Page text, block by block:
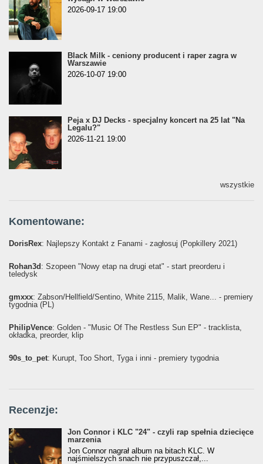
2026-09-17 19:00
Black Milk - ceniony producent i raper zagra w
Warszawie
2026-10-07 19:00
Peja x DJ Decks - specjalny koncert na 25 lat "Na
Legalu?"
2026-11-21 19:00
wszystkie
Komentowane:
DorisRex: Najlepszy Kontakt z Fanami - zagłosuj (Popkillery 2021)
Rohan3d : Szopeen "Nowy etap na drugi etat" - start preorderu i
teledysk
gmxxx: Żabson/Hellfield/Sentino, White 2115, Malik, Wane... - premiery
tygodnia (PL)
PhilipVence: Golden - "Music Of The Restless Sun EP" - tracklista,
okładka, preorder, klip
90s_to_pet: Kurupt, Too Short, Tyga i inni - premiery tygodnia
Recenzje:
Jon Connor i KLC "24" - czyli rap spełnia dziecięce
marzenia
Jon Connor nagrał album na bitach KLC. W
najśmielszych snach nie przypuszczał,...